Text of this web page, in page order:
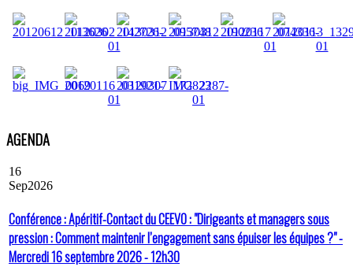
AGENDA
16
Sep2026
Conférence : Apéritif-Contact du CEEVO : "Dirigeants et managers sous
pression : Comment maintenir l’engagement sans épuiser les équipes ?" -
Mercredi 16 septembre 2026 - 12h30